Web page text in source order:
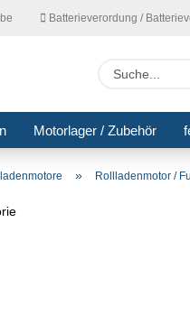
Batterieverordung /
Motorlager / Zubehör
» Rollladenmotor /